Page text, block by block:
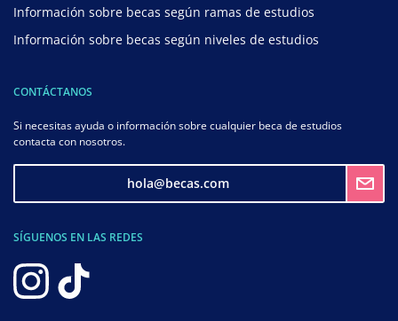
Información sobre becas según ramas de estudios
Información sobre becas según niveles de estudios
CONTÁCTANOS
Si necesitas ayuda o información sobre cualquier beca de estudios
contacta con nosotros.
hola@becas.com
SÍGUENOS EN LAS REDES